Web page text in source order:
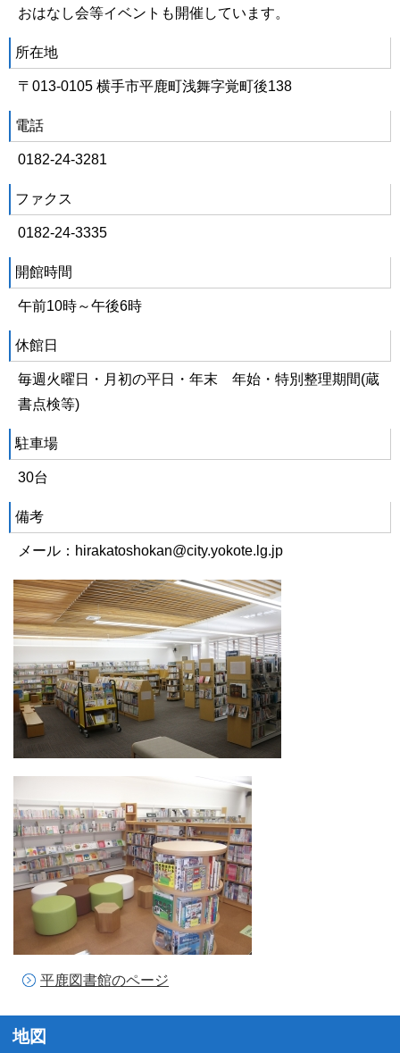
おはなし会等イベントも開催しています。
所在地
〒013-0105 横手市平鹿町浅舞字覚町後138
電話
0182-24-3281
ファクス
0182-24-3335
開館時間
午前10時～午後6時
休館日
毎週火曜日・月初の平日・年末 年始・特別整理期間(蔵
書点検等)
駐車場
30台
備考
メール：hirakatoshokan@city.yokote.lg.jp
平鹿図書館のページ
地図